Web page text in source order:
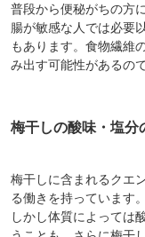
普段から便秘がちの方
腸が敏感な人では必要
もあります。食物繊維
み出す可能性があるので
梅干しの酸味・塩分
梅干しに含まれるクエ
る働きを持っています。
しかし体質によっては